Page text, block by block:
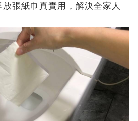
張紙巾真實用，解決全家人